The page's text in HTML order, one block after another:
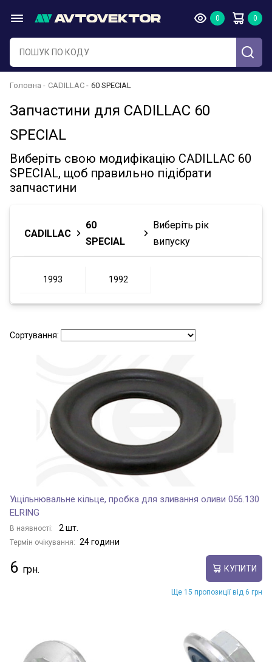
Головна CADILLAC 60 SPECIAL
Запчастини для CADILLAC 60
SPECIAL
Виберіть свою модифікацію CADILLAC 60
SPECIAL, щоб правильно підібрати
запчастини
CADILLAC
60
SPECIAL
Виберіть рік
випуску
1993 1992
Сортування:
Ущільнювальне кільце, пробка для зливання оливи 056.130
ELRING
В наявності: 2 шт.
Термін очікування: 24 години
6 КУПИТИ
Ще 15 пропозиції від 6 грн